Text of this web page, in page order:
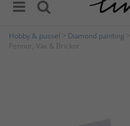
Hobby & pussel Diamond painting
Pennor, Vax & Brickor